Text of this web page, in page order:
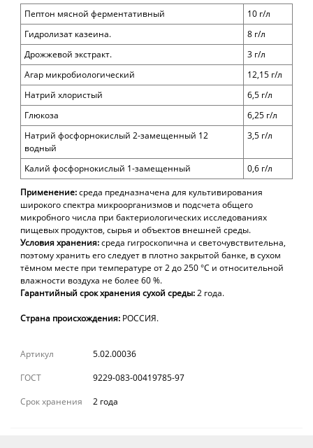
Пептон мясной ферментативный
10 г/л
Гидролизат казеина.
8 г/л
Дрожжевой экстракт.
3 г/л
Агар микробиологический
12,15 г/л
Натрий хлористый
6,5 г/л
Глюкоза
6,25 г/л
Натрий фосфорнокислый 2-замещенный 12
водный
3,5 г/л
Калий фосфорнокислый 1-замещенный
0,6 г/л
Применение:среда предназначена для культивирования
широкого спектра микроорганизмов и подсчета общего
микробного числа при бактериологических исследованиях
пищевых продуктов, сырья и объектов внешней среды.
Условия хранения:среда гигроскопична и светочувствительна,
поэтому хранить его следует в плотно закрытой банке, в сухом
тёмном месте при температуре от 2 до 250 °С и относительной
влажности воздуха не более 60 %.
Гарантийный срок хранения сухой среды:2 года.
Страна происхождения: РОССИЯ.
Артикул
5.02.00036
ГОСТ
9229-083-00419785-97
Срок хранения
2 года